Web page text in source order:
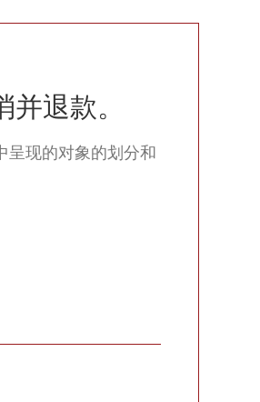
退款。
现的对象的划分和